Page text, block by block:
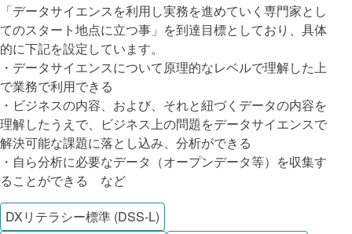
「データサイエンスを利用し実務を進めていく専門家とし
てのスタート地点に立つ事」を到達目標としており、具体
的に下記を設定しています。
・データサイエンスについて原理的なレベルで理解した上
で業務で利用できる
・ビジネスの内容、および、それと紐づくデータの内容を
理解したうえで、ビジネス上の問題をデータサイエンスで
解決可能な課題に落とし込み、分析ができる
・自ら分析に必要なデータ（オープンデータ等）を収集す
ることができる など
DXリテラシー標準 (DSS-L)